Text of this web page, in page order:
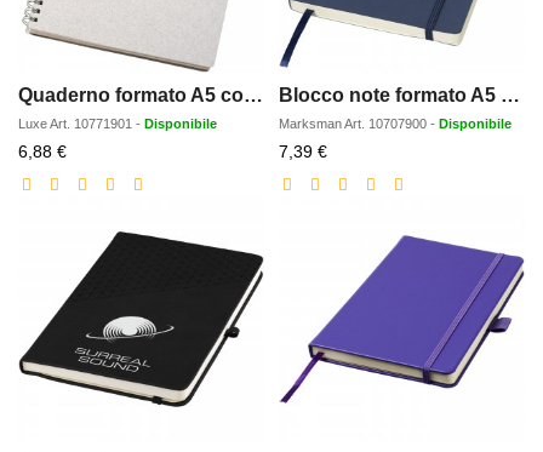
Quaderno formato A5 con rilegatura a spirale Bianco
LuxeArt. 10771901 - Disponibile
6,88 €Prezzo
scontato
Blocco note formato A5 con copertina morbida Revello
MarksmanArt. 10707900 - Disponibile
7,39 €Prezzo
scontato